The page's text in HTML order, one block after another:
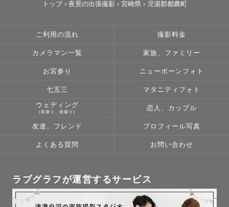
トップ› 夜景の出張撮影 › 宮崎県› 児湯郡都農町
ご利用の流れ 撮影料金
カメラマン一覧 家族、ファミリー
お宮参り ニューボーンフォト
七五三 マタニティフォト
ウェディング
(前撮り、後撮り)
恋人、カップル
友達、フレンド プロフィール写真
よくある質問 お問い合わせ
ラブグラフが運営するサービス